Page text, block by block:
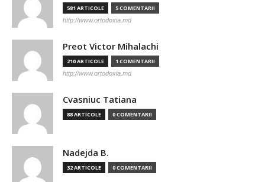
581 ARTICOLE 5 COMENTARII
http://www.ortodoxia.md
Preot Victor Mihalachi
210 ARTICOLE 1 COMENTARII
http://www.ortodoxia.md
Cvasniuc Tatiana
88 ARTICOLE 0 COMENTARII
Nadejda B.
32 ARTICOLE 0 COMENTARII